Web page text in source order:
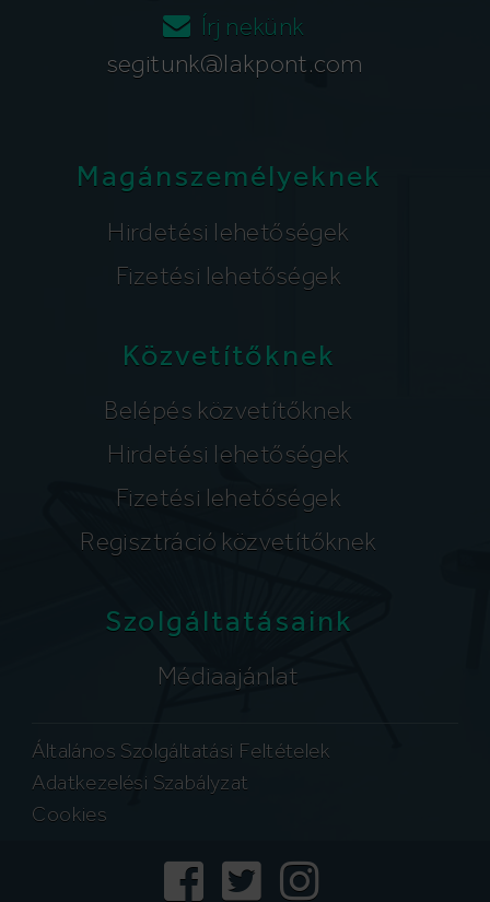
Írj nekünk
segitunk@lakpont.com
Magánszemélyeknek
Hirdetési lehetőségek
Fizetési lehetőségek
Közvetítőknek
Belépés közvetítőknek
Hirdetési lehetőségek
Fizetési lehetőségek
Regisztráció közvetítőknek
Szolgáltatásaink
Médiaajánlat
Általános Szolgáltatási Feltételek
Adatkezelési Szabályzat
Cookies